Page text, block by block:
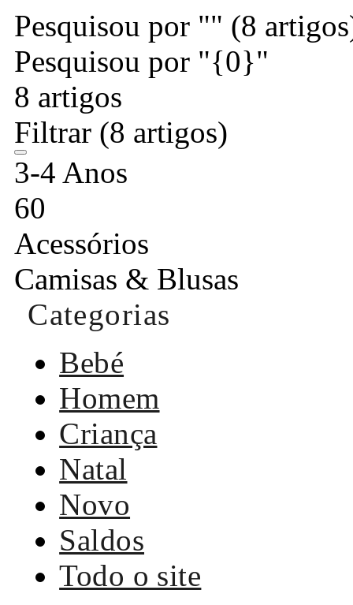
Pesquisou por "" (8
Pesquisou por "{0}"
8 artigos
Filtrar (8 artigos)
3-4 Anos
60
Acessórios
Camisas & Blusas
Categorias
Bebé
Homem
Criança
Natal
Novo
Saldos
Todo o site